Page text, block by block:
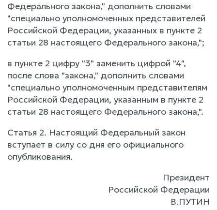
Федерального закона," дополнить словами
"специально уполномоченных представителей
Российской Федерации, указанных в пункте 2
статьи 28 настоящего Федерального закона,";
в пункте 2 цифру "3" заменить цифрой "4",
после слова "закона," дополнить словами
"специально уполномоченным представителям
Российской Федерации, указанным в пункте 2
статьи 28 настоящего Федерального закона,".
Статья 2. Настоящий Федеральный закон
вступает в силу со дня его официального
опубликования.
Президент
Российской Федерации
В.ПУТИН